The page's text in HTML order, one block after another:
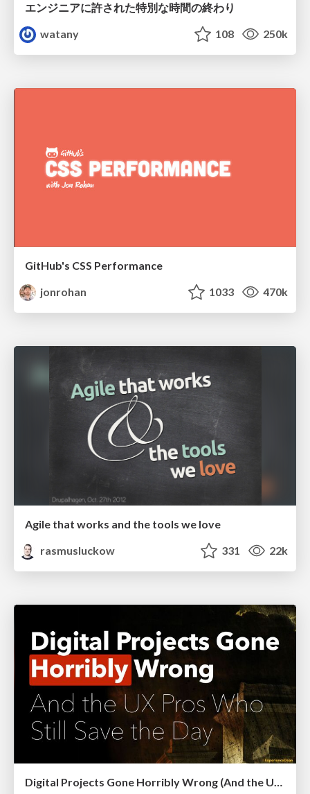
エンジニアに許された特別な時間の終わり
watany
108 250k
GitHub's CSS Performance
jonrohan
1033 470k
Agile that works and the tools we love
rasmusluckow
331 22k
Digital Projects Gone Horribly Wrong (And the UX Pros Who Still Save the Day) - Dean Schuster